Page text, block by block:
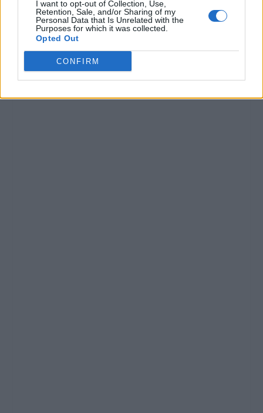
I want to opt-out of Collection, Use,
Retention, Sale, and/or Sharing of my
Personal Data that Is Unrelated with the
Purposes for which it was collected.
Opted Out
CONFIRM